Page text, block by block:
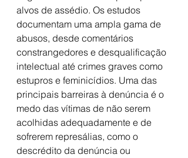
alvos de assédio. Os estudos
documentam uma ampla gama de
abusos, desde comentários
constrangedores e desqualificação
intelectual até crimes graves como
estupros e feminicídios. Uma das
principais barreiras à denúncia é o
medo das vítimas de não serem
acolhidas adequadamente e de
sofrerem represálias, como o
descrédito da denúncia ou